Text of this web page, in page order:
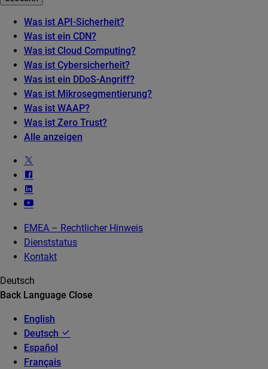
Was ist API-Sicherheit?
Was ist ein CDN?
Was ist Cloud Computing?
Was ist Cybersicherheit?
Was ist ein DDoS-Angriff?
Was ist Mikrosegmentierung?
Was ist WAAP?
Was ist Zero Trust?
Alle anzeigen
EMEA – Rechtlicher Hinweis
Dienststatus
Kontakt
Deutsch
Back Language Close
English
Deutsch
Español
Français